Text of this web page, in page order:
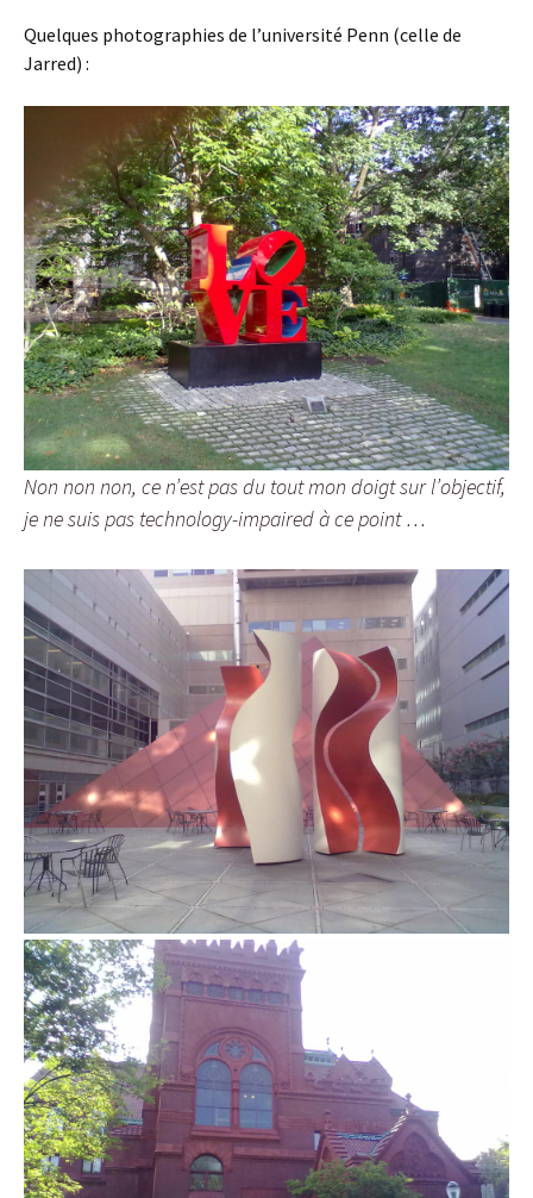
Quelques photographies de l’université Penn (celle de
Jarred) :
Non non non, ce n’est pas du tout mon doigt sur l’objectif,
je ne suis pas technology-impaired à ce point …